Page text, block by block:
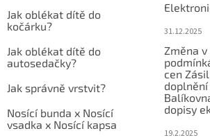
Jak oblékat dítě do
kočárku?
Jak oblékat dítě do
autosedačky?
Jak správně vrstvit?
Nosící bunda x Nosící
vsadka x Nosící kapsa
31.12.2025
Změna
cen
dopisy
19.2.2025